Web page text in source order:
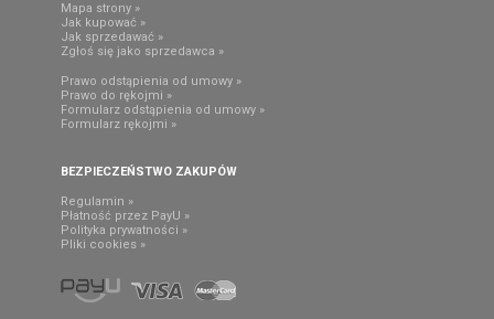
Mapa strony »
Jak kupować »
Jak sprzedawać »
Zgłoś się jako sprzedawca »
Prawo odstąpienia od umowy »
Prawo do rękojmi »
Formularz odstąpienia od umowy »
Formularz rękojmi »
BEZPIECZEŃSTWO ZAKUPÓW
Regulamin »
Płatność przez PayU »
Polityka prywatności »
Pliki cookies »